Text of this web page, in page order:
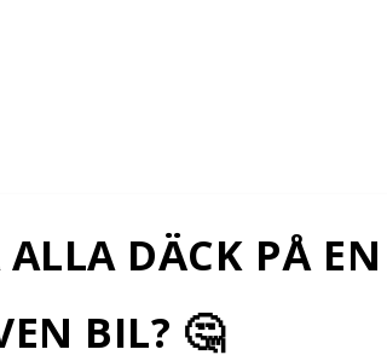
DÄCK PÅ EN
BIL? 🤔